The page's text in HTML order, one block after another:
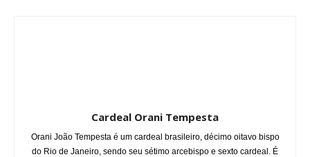
Cardeal Orani Tempesta
Orani João Tempesta é um cardeal brasileiro, décimo oitavo bispo
do Rio de Janeiro, sendo seu sétimo arcebispo e sexto cardeal. É